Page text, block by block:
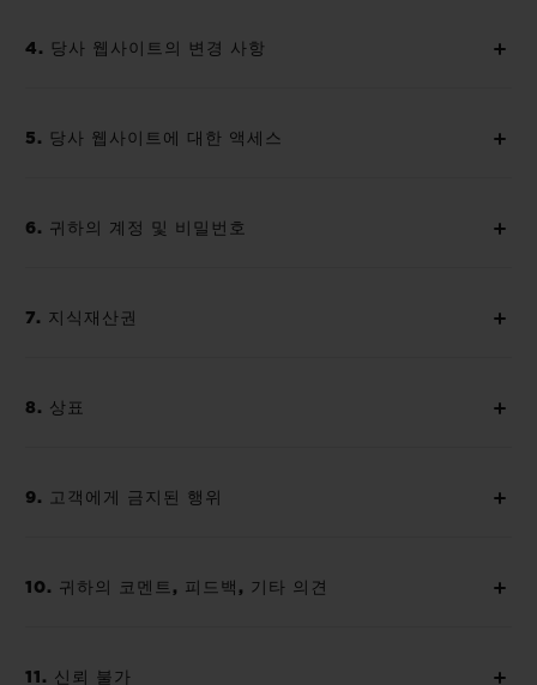
4. 당사 웹사이트의 변경 사항
5. 당사 웹사이트에 대한 액세스
6. 귀하의 계정 및 비밀번호
7. 지식재산권
8. 상표
9. 고객에게 금지된 행위
10. 귀하의 코멘트, 피드백, 기타 의견
11. 신뢰 불가